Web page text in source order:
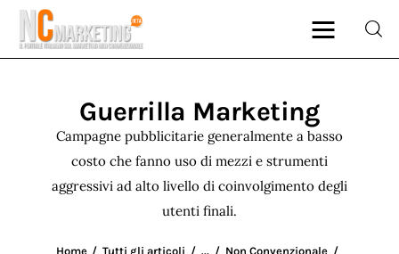
Guerrilla Marketing
Campagne pubblicitarie generalmente a basso
costo che fanno uso di mezzi e strumenti
aggressivi ad alto livello di coinvolgimento degli
utenti finali.
Home Tutti gli articoli ...
Non Convenzionale
Marketing